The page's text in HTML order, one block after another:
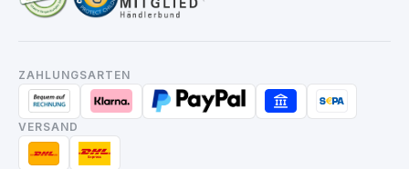
ZAHLUNGSARTEN
VERSAND